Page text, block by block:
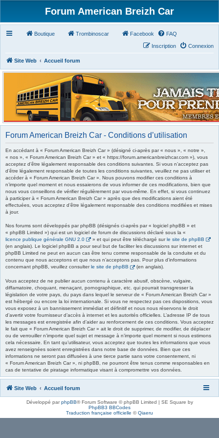
Forum American Breizh Car
Boutique Trombinoscar Facebook FAQ
Connexion
Inscription
Site Web Accueil forum
Forum American Breizh Car - Conditions d’utilisation
En accédant à « Forum American Breizh Car » (désigné ci-après par « nous », « notre »,
« nos », « Forum American Breizh Car » et « https://forum.americanbreizhcar.com »), vous
acceptez d’être légalement responsable des conditions suivantes. Si vous n’acceptez pas
d’être légalement responsable de toutes les conditions suivantes, veuillez ne pas utiliser et
accéder à « Forum American Breizh Car ». Nous pouvons modifier ces conditions à
n’importe quel moment et nous essaierons de vous informer de ces modifications, bien que
nous vous conseillons de vérifier régulièrement par vous-même. En effet, si vous continuez
à participer à « Forum American Breizh Car » après que des modifications aient été
effectuées, vous acceptez d’être légalement responsable des conditions modifiées et mises
à jour.
Nos forums sont développés par phpBB (désignés ci-après par « logiciel phpBB » et
« phpBB Limited ») qui est un logiciel de forum de discussions déclaré sous la «
licence publique générale GNU 2.0
» et qui peut être téléchargé surle site de phpBB
(en anglais). Le logiciel phpBB a pour seul but de faciliter les discussions sur internet et
phpBB Limited ne peut en aucun cas être tenu comme responsable de la conduite et du
contenu que nous acceptons et que nous n’acceptons pas. Pour plus d’informations
concernant phpBB, veuillez consulter le site de phpBB (en anglais).
Vous acceptez de ne publier aucun contenu à caractère abusif, obscène, vulgaire,
diffamatoire, choquant, menaçant, pornographique, etc. qui pourrait transgresser la
législation de votre pays, du pays dans lequel le serveur de « Forum American Breizh Car »
est hébergé ou encore la loi internationale. Si vous ne respectez pas ces dispositions, vous
vous exposez à un bannissement immédiat et définitif et nous nous réservons le droit
d’avertir votre fournisseur d’accès à internet et les autorités officielles. L’adresse IP de tous
les messages est enregistrée afin d’aider au renforcement de ces conditions. Vous acceptez
le fait que « Forum American Breizh Car » ait le droit de supprimer, de modifier, de déplacer
ou de verrouiller n’importe quel sujet et message à n’importe quel moment si nous estimons
cela nécessaire. En tant qu’utilisateur, vous acceptez que toutes les informations que vous
avez renseignées soient enregistrées dans notre base de données. Bien que ces
informations ne seront pas diffusées à une tierce partie sans votre consentement, ni
« Forum American Breizh Car », ni phpBB, ne pourront être tenus comme responsables en
cas de tentative de piratage informatique visant à compromettre vos données.
Site Web Accueil forum
Développé parphpBB® Forum Software © phpBB Limited | SE Square by
PhpBB3 BBCodes
Traduction française officielle ©Qiaeru